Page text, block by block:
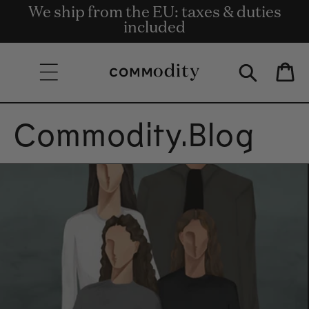
Skip to content
Consegna gratuita per ordini superiori
a 135€.
We ship from the EU: taxes & duties
included
Get rewards for shopping with
Commodity.Circle
Bag
Commodity.Blog